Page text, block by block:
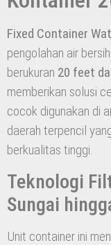
Fixed Container
pengolahan air
berukuran 20 feet
memberikan solusi
cocok digunakan di
daerah terpencil
berkualitas tinggi.
Teknologi
Sungai
Unit container ini